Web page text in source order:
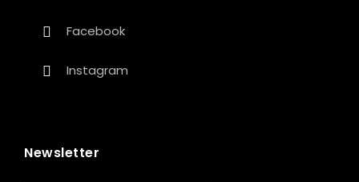
Facebook
Instagram
Newsletter